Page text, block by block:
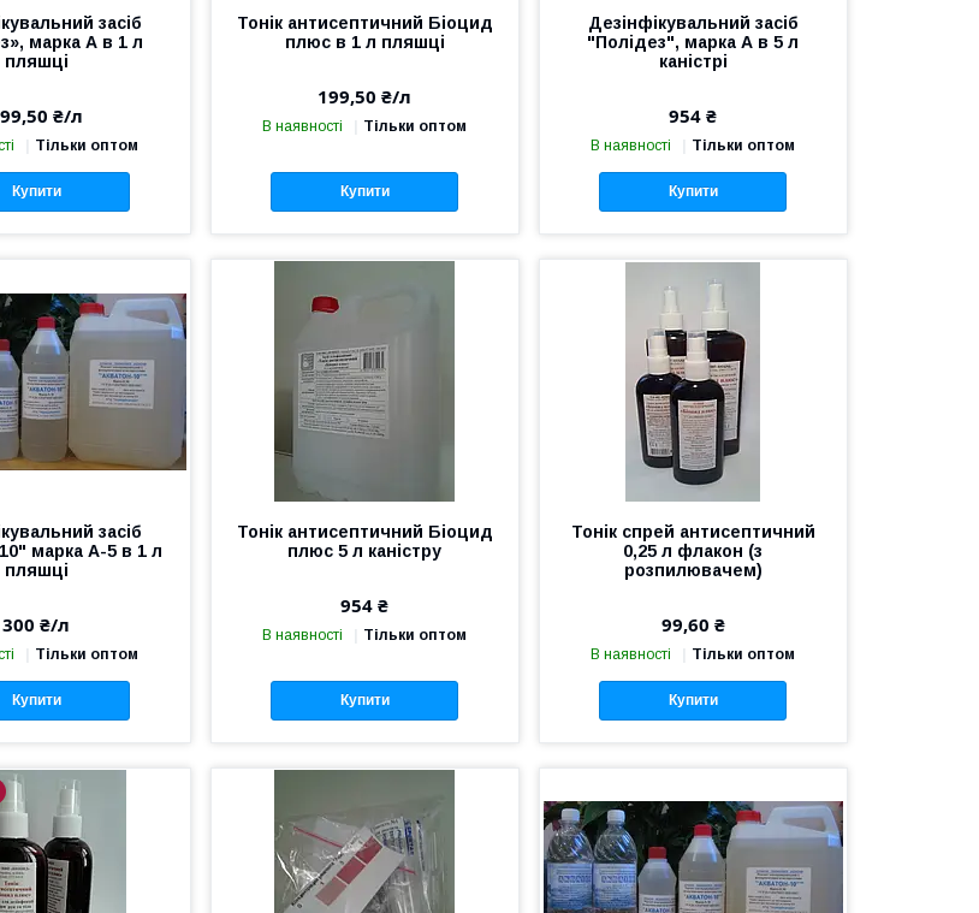
засіб
марка А в 1 л
пляшці
₴/л
Тільки оптом
Купити
Тонік антисептичний Біоцид
плюс в 1 л пляшці
199,50 ₴/л
В наявності Тільки оптом
Купити
Дезінфікувальний засіб
"Полідез", марка А в 5 л
каністрі
954 ₴
В наявності Тільки оптом
Купити
засіб
марка А-5 в 1 л
пляшці
300 ₴/л
Тільки оптом
Купити
Тонік антисептичний Біоцид
плюс 5 л каністру
954 ₴
В наявності Тільки оптом
Купити
Тонік спрей антисептичний
0,25 л флакон (з
розпилювачем)
99,60 ₴
В наявності Тільки оптом
Купити